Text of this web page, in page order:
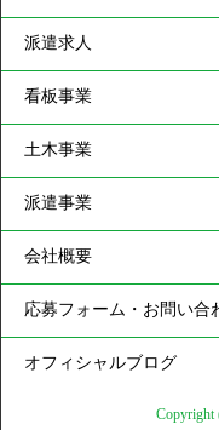
派遣求人
看板事業
土木事業
派遣事業
会社概要
応募フォーム・お問い合
オフィシャルブログ